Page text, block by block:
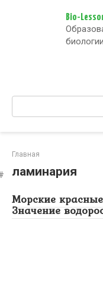
Bio-
биологии
Поиск:
Главная
ламинария
Морские
Значение